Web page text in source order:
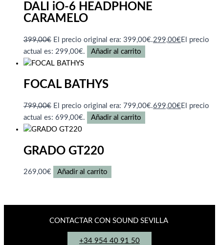
DALI iO-6 HEADPHONE
CARAMELO
399,00€ El precio original era: 399,00€.299,00€El precio
actual es: 299,00€.
Añadir al carrito
FOCAL BATHYS
799,00€ El precio original era: 799,00€.699,00€El precio
actual es: 699,00€.
Añadir al carrito
GRADO GT220
269,00€ Añadir al carrito
CONTACTAR CON SOUND SEVILLA
+34 954 40 91 50